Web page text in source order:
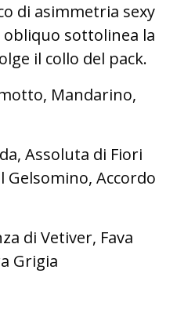
di asimmetria sexy
sottolinea la
il collo del pack.
Mandarino,
Assoluta di Fiori
Gelsomino, Accordo
di Vetiver, Fava
Grigia